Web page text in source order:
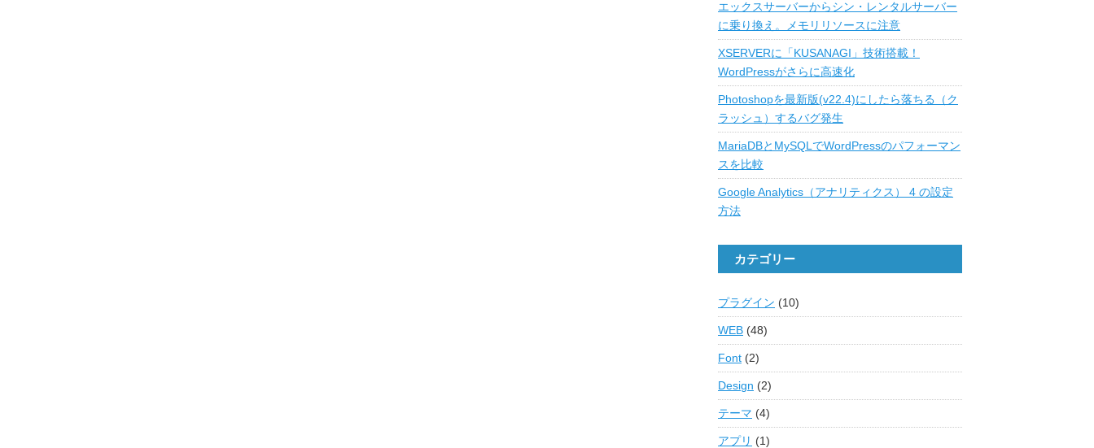
エックスサーバーからシン・レンタルサーバー
に乗り換え。メモリリソースに注意
XSERVERに「KUSANAGI」技術搭載！
WordPressがさらに高速化
Photoshopを最新版(v22.4)にしたら落ちる（ク
ラッシュ）するバグ発生
MariaDBとMySQLでWordPressのパフォーマン
スを比較
Google Analytics（アナリティクス） 4 の設定
方法
カテゴリー
プラグイン (10)
WEB (48)
Font (2)
Design (2)
テーマ (4)
アプリ (1)